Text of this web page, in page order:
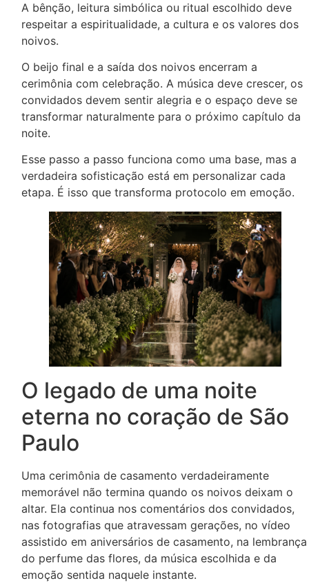
A bênção, leitura simbólica ou ritual escolhido deve
respeitar a espiritualidade, a cultura e os valores dos
noivos.
O beijo final e a saída dos noivos encerram a
cerimônia com celebração. A música deve crescer, os
convidados devem sentir alegria e o espaço deve se
transformar naturalmente para o próximo capítulo da
noite.
Esse passo a passo funciona como uma base, mas a
verdadeira sofisticação está em personalizar cada
etapa. É isso que transforma protocolo em emoção.
O legado de uma noite
eterna no coração de São
Paulo
Uma cerimônia de casamento verdadeiramente
memorável não termina quando os noivos deixam o
altar. Ela continua nos comentários dos convidados,
nas fotografias que atravessam gerações, no vídeo
assistido em aniversários de casamento, na lembrança
do perfume das flores, da música escolhida e da
emoção sentida naquele instante.